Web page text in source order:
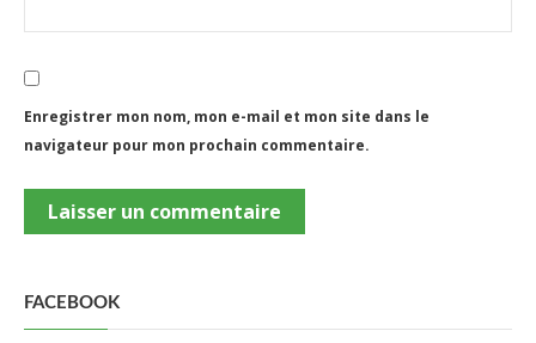
Enregistrer mon nom, mon e-mail et mon site dans le
navigateur pour mon prochain commentaire.
FACEBOOK